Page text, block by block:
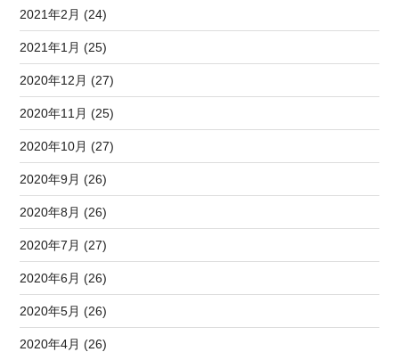
2021年2月 (24)
2021年1月 (25)
2020年12月 (27)
2020年11月 (25)
2020年10月 (27)
2020年9月 (26)
2020年8月 (26)
2020年7月 (27)
2020年6月 (26)
2020年5月 (26)
2020年4月 (26)